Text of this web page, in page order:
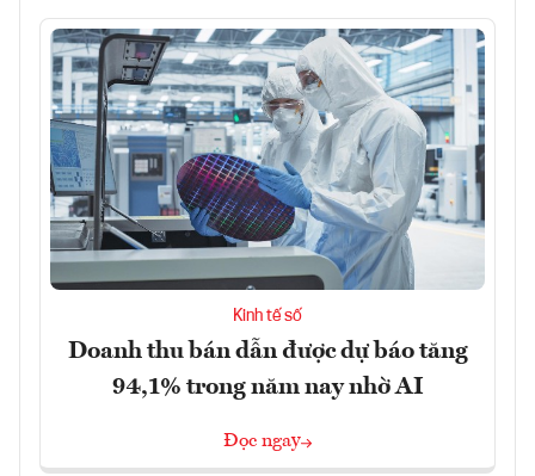
Kinh tế số
Doanh thu bán dẫn được dự báo tăng
94,1% trong năm nay nhờ AI
Đọc ngay